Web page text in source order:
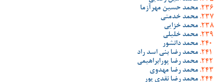
محمد حسین مهرآزما
محمد خدمتی
محمد خزایی
محمد خلیلی
محمد دانشور
محمد رضا بنی اسد راد
محمد رضا پورابراهیمی
محمد رضا مهدوی
محمد رضا نقدی پور